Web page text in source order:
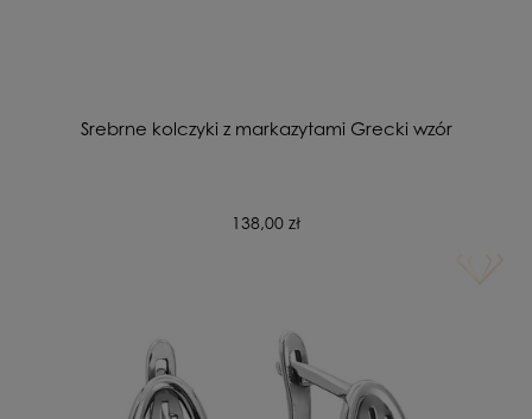
Srebrne kolczyki z markazytami Grecki wzór
138,00 zł